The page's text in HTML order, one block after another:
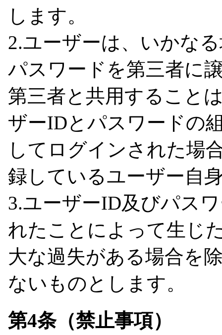
します。
2.ユーザーは、いかな
パスワードを第三者に
第三者と共用すること
ザーIDとパスワードの
してログインされた場
録しているユーザー自
3.ユーザーID及びパス
れたことによって生じ
大な過失がある場合を
ないものとします。
第4条（禁止事項）